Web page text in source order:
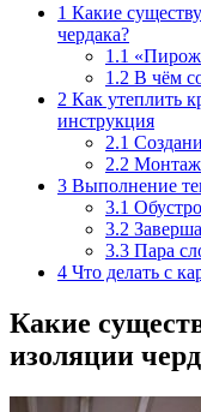
1 Какие
чердака?
1.1
1.2 В чём
2 Как утеплить
инструкция
2.1
2.2 Монтаж
3 Выполнение
3.1
3.2
3.3 Пара
4 Что делать с
Какие
изоляции